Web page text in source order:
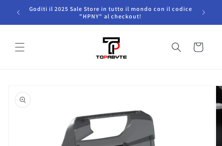
Salta al
contenuto
Goditi il ​​2025 Sale Store in tutto il mondo con il codice
"HPNY" al checkout!
Carrello
informazioni
sul prodotto